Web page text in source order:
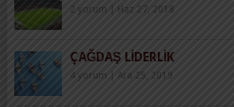
2 yorum Haz 27, 2018
ÇAĞDAŞ LIDERLIK
4 yorum Ara 25, 2019